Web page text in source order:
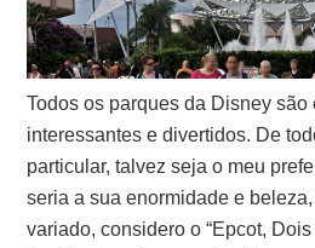
Todos os parques da Disney são
interessantes e divertidos. De
particular, talvez seja o meu
seria a sua enormidade e
variado, considero o “Epcot,